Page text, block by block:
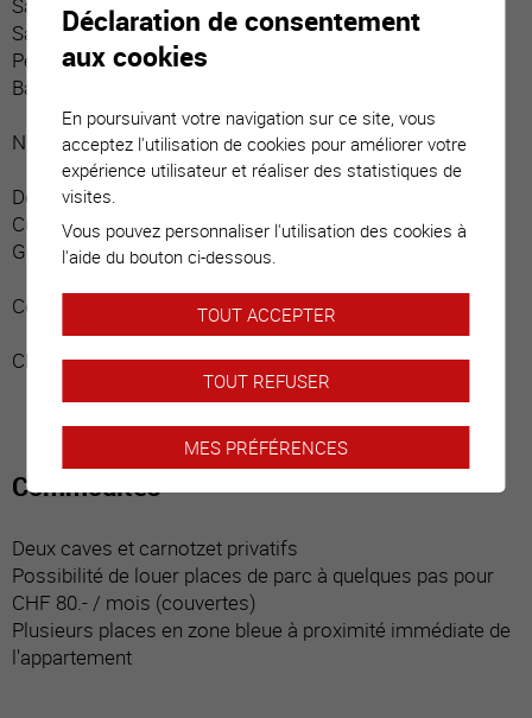
Salle d’eau / bain / rideau douche
Petit local technique
Balcon boisé (Sud)
Niveau principal :
Deuxième entrée
Cuisine avec bar (belle hauteur de plafond)
Grande pièce séjour et espace repas
Combles :
Chambre
Commodités
Deux caves et carnotzet privatifs
Possibilité de louer places de parc à quelques pas pour
CHF 80.- / mois (couvertes)
Plusieurs places en zone bleue à proximité immédiate de
l'appartement
Déclaration de consentement
aux cookies
En poursuivant votre navigation sur ce site, vous
acceptez l'utilisation de cookies pour améliorer votre
expérience utilisateur et réaliser des statistiques de
visites.
Vous pouvez personnaliser l'utilisation des cookies à
l'aide du bouton ci-dessous.
TOUT ACCEPTER
TOUT REFUSER
MES PRÉFÉRENCES